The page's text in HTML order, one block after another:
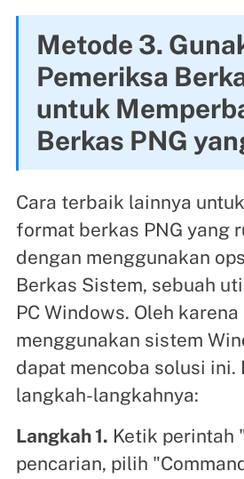
Metode 3.
Pemeriksa
untuk
Berkas PNG
Cara terbaik lainnya
format berkas PNG yang
dengan menggunakan
Berkas Sistem, sebuah
PC Windows. Oleh
menggunakan sistem
dapat mencoba solusi ini.
langkah-langkahnya:
Langkah 1. Ketik perintah
pencarian, pilih